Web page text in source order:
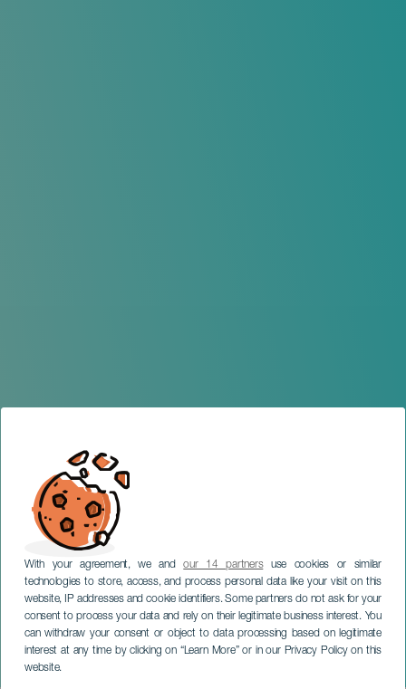
With your agreement, we andour 14 partnersuse cookies or similar
technologies to store, access, and process personal data like your visit on this
website, IP addresses and cookie identifiers. Some partners do not ask for your
consent to process your data and rely on their legitimate business interest. You
can withdraw your consent or object to data processing based on legitimate
interest at any time by clicking on “Learn More” or in our Privacy Policy on this
website.
Кико Руис из Кубы на
концерте
ТЕНЕРИФЕ